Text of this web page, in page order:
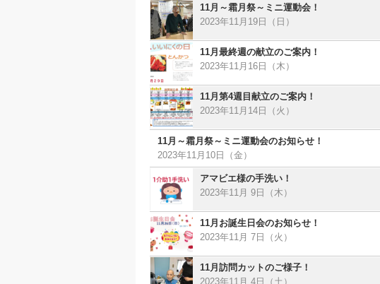
11月～霜月祭～ミニ運動会！
2023年11月19日（日）
11月最終週の献立のご案内！
2023年11月16日（木）
11月第4週目献立のご案内！
2023年11月14日（火）
11月～霜月祭～ミニ運動会のお知らせ！
2023年11月10日（金）
アマビエ様の手洗い！
2023年11月 9日（木）
11月お誕生日会のお知らせ！
2023年11月 7日（火）
11月訪問カットのご様子！
2023年11月 4日（土）